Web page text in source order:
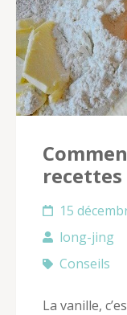
recettes
15
long-jing
Conseils
La vanille,